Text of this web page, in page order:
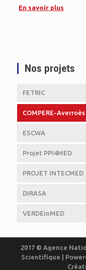
En savoir plus
Nos projets
FETRIC
COMPERE-Averroès
ESCWA
Projet PPI4MED
PROJET INTECMED
DIRASA
VERDEinMED
2017 © Agence
Scientifique |